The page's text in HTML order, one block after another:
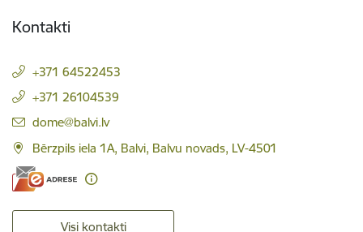
Kontakti
+371 64522453
+371 26104539
E-pasts:
dome@balvi.lv
Bērzpils iela 1A, Balvi, Balvu novads, LV-4501
Visi kontakti